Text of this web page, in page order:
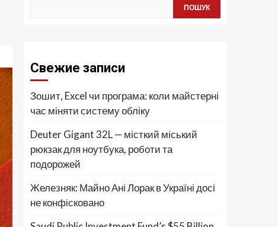
ПОШУК
Свежие записи
Зошит, Excel чи програма: коли майстерні
час міняти систему обліку
Deuter Gigant 32L — місткий міський
рюкзак для ноутбука, роботи та
подорожей
Железняк: Майно Ані Лорак в Україні досі
не конфісковано